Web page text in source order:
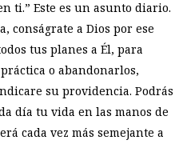
ti.” Este es un asunto diario.
conságrate a Dios por ese
tus planes a Él, para
o abandonarlos,
su providencia. Podrás
día tu vida en las manos de
cada vez más semejante a